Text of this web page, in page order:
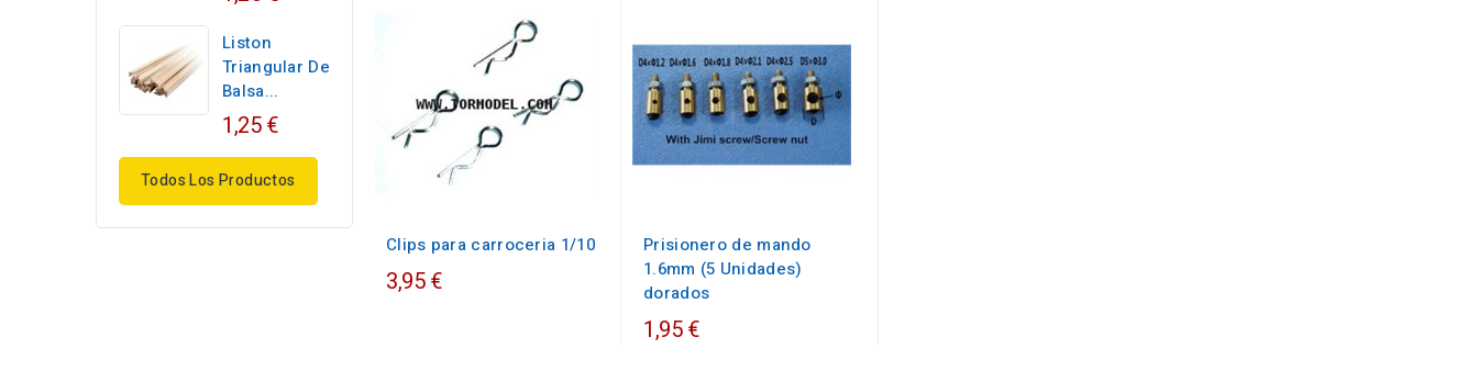
Liston
Triangular De
Balsa...
1,25 €
Todos Los Productos
Clips para carroceria 1/10
3,95 €
Prisionero de mando
1.6mm (5 Unidades)
dorados
1,95 €